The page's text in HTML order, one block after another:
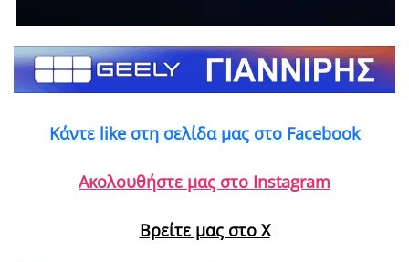
Κάντε like στη σελίδα μας στο Facebook
Ακολουθήστε μας στο Instagram
Βρείτε μας στο X